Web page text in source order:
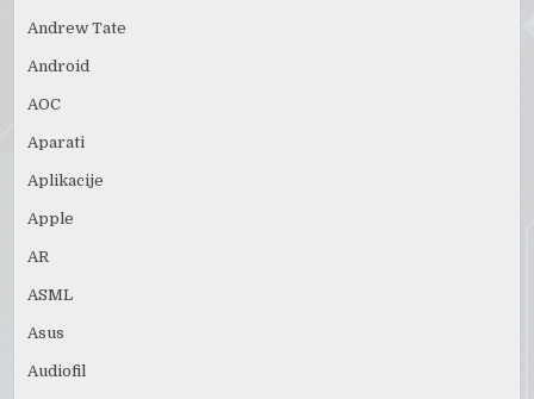
Andrew Tate
Android
AOC
Aparati
Aplikacije
Apple
AR
ASML
Asus
Audiofil